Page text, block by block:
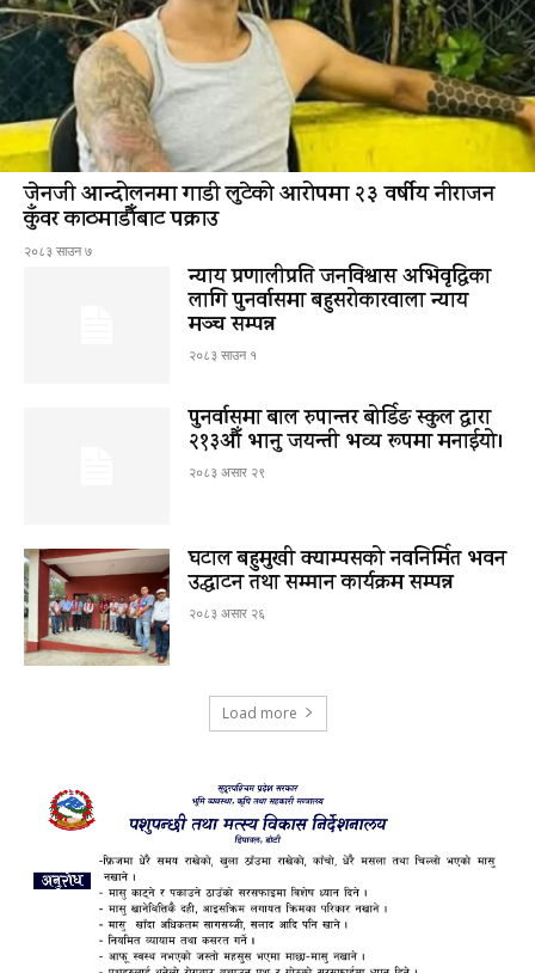
जेनजी आन्दोलनमा गाडी लुटेको आरोपमा २३ वर्षीय नीराजन
कुँवर काठमाडौँबाट पक्राउ
२०८३ साउन ७
न्याय प्रणालीप्रति जनविश्वास अभिवृद्धिका
लागि पुनर्वासमा बहुसरोकारवाला न्याय
मञ्च सम्पन्न
२०८३ साउन १
पुनर्वासमा बाल रुपान्तर बोर्डिङ स्कुल द्धारा
२१३औँ भानु जयन्ती भव्य रूपमा मनाईयो।
२०८३ असार २९
घटाल बहुमुखी क्याम्पसको नवनिर्मित भवन
उद्घाटन तथा सम्मान कार्यक्रम सम्पन्न
२०८३ असार २६
Load more